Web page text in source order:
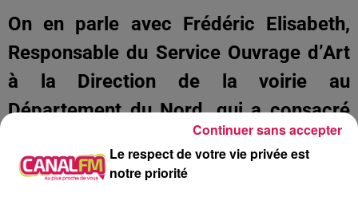
On en parle avec Frédéric Elisabeth,
Responsable du Service Ouvrage d’Art
à la Direction de la voirie au
Département du Nord, qui a consacré
en 2019 7,3 millions d’euros à la
surveillance et aux travaux de mise aux
Le respect de votre vie privée est
notre priorité
Continuer sans accepter